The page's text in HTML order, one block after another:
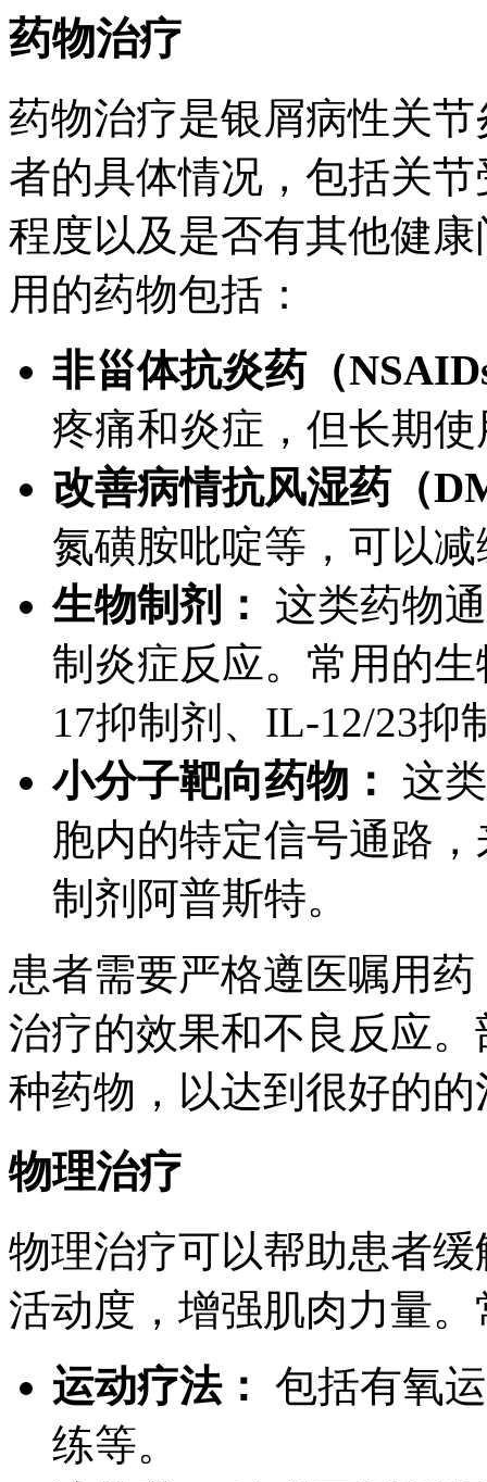
药物治疗
药物治疗是银屑病性关
者的具体情况，包括关
程度以及是否有其他健
用的药物包括：
非甾体抗炎药（
疼痛和炎症，但长期
改善病情抗风湿药（
氮磺胺吡啶等，可以
生物制剂：
这类药物
制炎症反应。常用的
17抑制剂、IL-12/23抑
小分子靶向药物：
这
胞内的特定信号通路
制剂阿普斯特。
患者需要严格遵医嘱用
治疗的效果和不良反应
种药物，以达到很好的
物理治疗
物理治疗可以帮助患者
活动度，增强肌肉力量
运动疗法： 包括有氧
练等。